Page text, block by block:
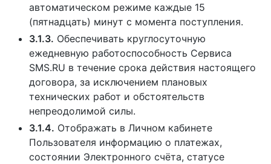
автоматическом режиме каждые 15
(пятнадцать) минут с момента поступления.
3.1.3. Обеспечивать круглосуточную
ежедневную работоспособность Сервиса
SMS.RU в течение срока действия настоящего
договора, за исключением плановых
технических работ и обстоятельств
непреодолимой силы.
3.1.4. Отображать в Личном кабинете
Пользователя информацию о платежах,
состоянии Электронного счёта, статусе